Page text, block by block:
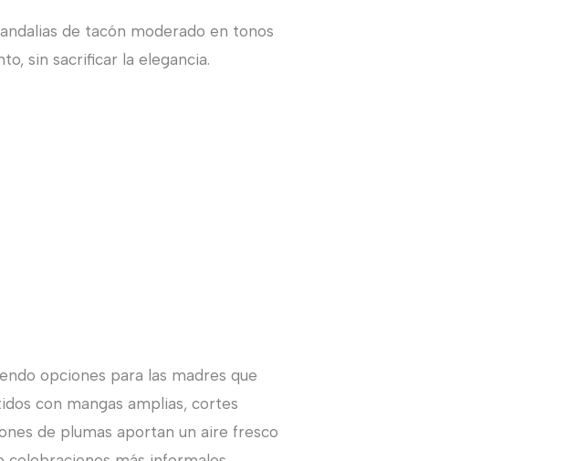
de tacón moderado en tonos
sin sacrificar la elegancia.
opciones para las madres que
con mangas amplias, cortes
de plumas aportan un aire fresco